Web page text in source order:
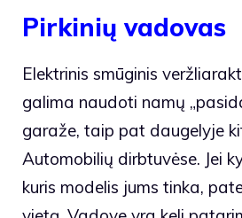
Pirkinių vadovas
Elektrinis smūginis
galima naudoti namų
garaže, taip pat daugelyje
Automobilių dirbtuvėse. Jei
kuris modelis jums tinka,